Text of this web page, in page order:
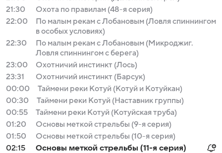
21:30
Охота по правилам (48-я серия)
22:00
По малым рекам с Лобановым (Ловля спиннингом
в особых условиях)
22:30
По малым рекам с Лобановым (Микроджиг.
Ловля спиннингом с берега)
23:00
Охотничий инстинкт (Лось)
23:31
Охотничий инстинкт (Барсук)
00:00
Таймени реки Котуй (Котуй и Котуйкан)
00:30
Таймени реки Котуй (Наставник группы)
00:55
Таймени реки Котуй (Котуйская труба)
01:20
Основы меткой стрельбы (9-я серия)
01:50
Основы меткой стрельбы (10-я серия)
02:15
Основы меткой стрельбы (11-я серия)